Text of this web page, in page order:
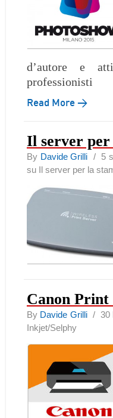
d’autore e
professionisti
Read More →
Il server per
By Davide Grilli / 5
su Il server per la
Canon
By Davide Grilli/ 30
Inkjet/Selphy